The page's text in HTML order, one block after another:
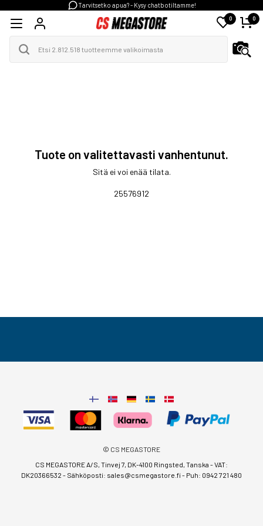
Tarvitsetko apua? - Kysy chatbotiltamme!
0 0
Tuote on valitettavasti vanhentunut.
Sitä ei voi enää tilata.
25576912
© CS MEGASTORE
CS MEGASTORE A/S, Tinvej 7, DK-4100 Ringsted, Tanska - VAT:
DK20366532 - Sähköposti: sales@csmegastore.fi- Puh: 0942 721 480